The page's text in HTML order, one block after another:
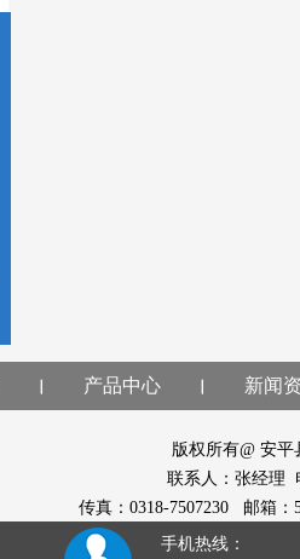
产品中心 新闻
版权所有@ 安
联系人：张经理
传真：0318-7507230 邮箱：
手机热线：